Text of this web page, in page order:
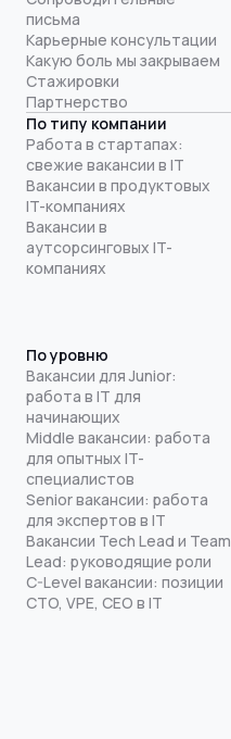
письма
Карьерные консультации
Какую боль мы закрываем
Стажировки
Партнерство
По типу компании
Работа в стартапах:
свежие вакансии в IT
Вакансии в продуктовых
IT-компаниях
Вакансии в
аутсорсинговых IT-
компаниях
По уровню
Вакансии для Junior:
работа в IT для
начинающих
Middle вакансии: работа
для опытных IT-
специалистов
Senior вакансии: работа
для экспертов в IT
Вакансии Tech Lead и Team
Lead: руководящие роли
C-Level вакансии: позиции
CTO, VPE, CEO в IT